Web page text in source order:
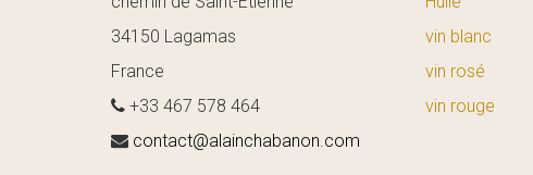
34150 Lagamas
France
+33 467 578 464
contact@alainchabanon.com
vin blanc
vin rosé
vin rouge